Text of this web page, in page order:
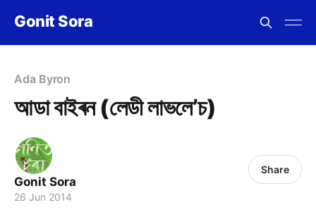
Gonit Sora
Ada Byron
আডা বাইৰন (লেডী লাভলে’চ)
Gonit Sora
26 Jun 2014
Share